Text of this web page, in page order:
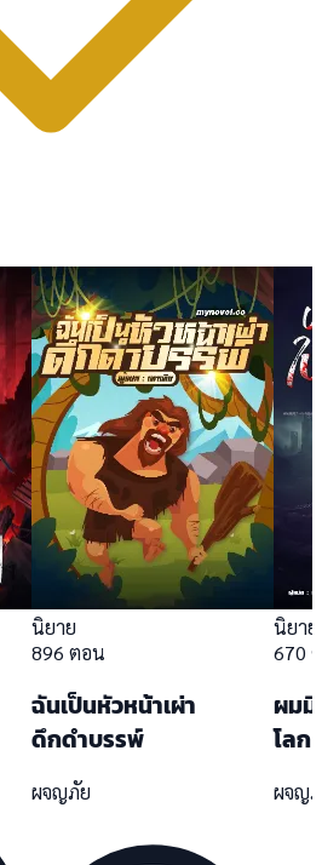
นิยาย
896 ตอน
ฉันเป็นหัวหน้าเผ่า
ดึกดำบรรพ์
ผจญภัย
นิยาย
670
ผมมี
โลก
ผจญ